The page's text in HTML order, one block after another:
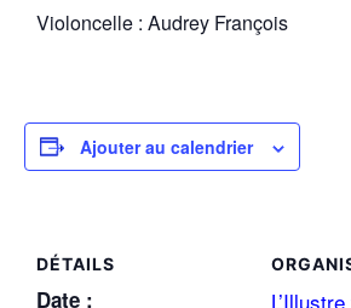
Violoncelle : Audrey François
Ajouter au calendrier
DÉTAILS
Date :